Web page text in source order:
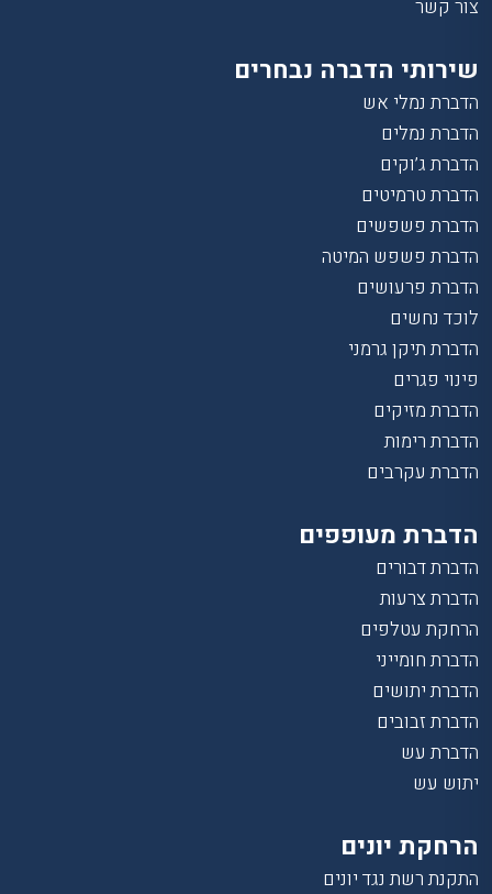
צור קשר
שירותי הדברה נבחרים
הדברת נמלי אש
הדברת נמלים
הדברת ג’וקים
הדברת טרמיטים
הדברת פשפשים
הדברת פשפש המיטה
הדברת פרעושים
לוכד נחשים
הדברת תיקן גרמני
פינוי פגרים
הדברת מזיקים
הדברת רימות
הדברת עקרבים
הדברת מעופפים
הדברת דבורים
הדברת צרעות
הרחקת עטלפים
הדברת חומייני
הדברת יתושים
הדברת זבובים
הדברת עש
יתוש עש
הרחקת יונים
התקנת רשת נגד יונים